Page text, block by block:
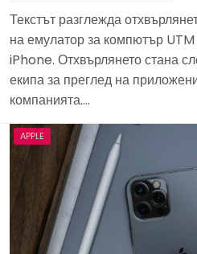
Текстът разглежда
на емулатор за компютър UTM
iPhone. Отхвърлянето стана
екипа за преглед на
компанията….
APPLE